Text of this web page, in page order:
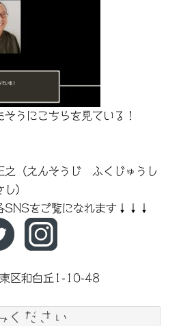
うにこちらを見ている！
（えんそうじ ふくじゅうし
）
SNSをご覧になれます↓↓↓
区和白丘1-10-48
ください